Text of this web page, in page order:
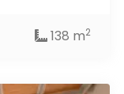
138 m2